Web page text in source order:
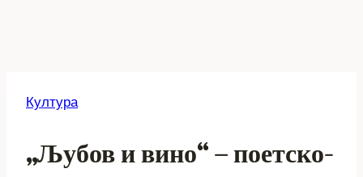
Култура
„Љубов и вино“ – поетско-